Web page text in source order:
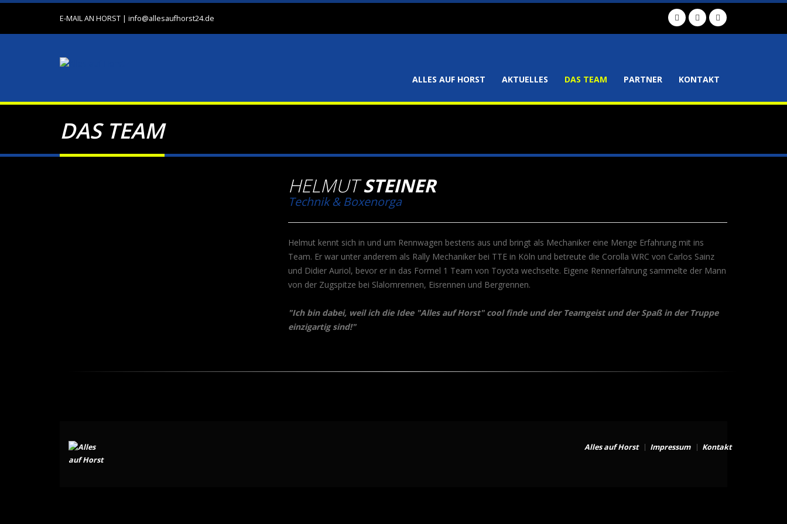
E-MAIL AN HORST | info@allesaufhorst24.de
ALLES AUF HORST AKTUELLES DAS TEAM PARTNER KONTAKT
DAS TEAM
HELMUTSTEINER
Technik & Boxenorga
Helmut kennt sich in und um Rennwagen bestens aus und bringt als Mechaniker eine Menge Erfahrung mit ins
Team. Er war unter anderem als Rally Mechaniker bei TTE in Köln und betreute die Corolla WRC von Carlos Sainz
und Didier Auriol, bevor er in das Formel 1 Team von Toyota wechselte. Eigene Rennerfahrung sammelte der Mann
von der Zugspitze bei Slalomrennen, Eisrennen und Bergrennen.
"Ich bin dabei, weil ich die Idee "Alles auf Horst" cool finde und der Teamgeist und der Spaß in der Truppe
einzigartig sind!"
Alles auf Horst Impressum Kontakt